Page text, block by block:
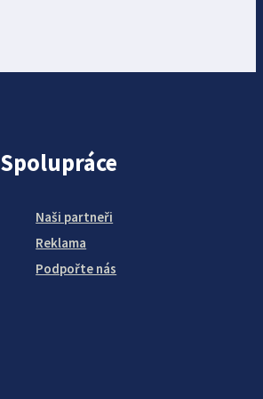
Spolupráce
Naši partneři
Reklama
Podpořte nás